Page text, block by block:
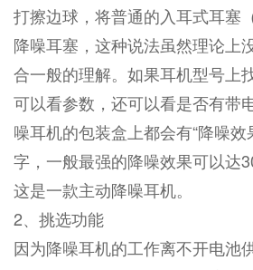
打擦边球，将普通的入耳式耳塞
降噪耳塞，这种说法虽然理论上
合一般的理解。如果耳机型号上
可以看参数，还可以看是否有带
噪耳机的包装盒上都会有“降噪效
字，一般最强的降噪效果可以达
这是一款主动降噪耳机。
2、挑选功能
因为降噪耳机的工作离不开电池